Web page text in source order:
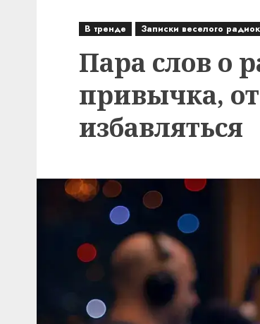
В тренде Записки веселого
Пара слов о
привычка,
избавляться